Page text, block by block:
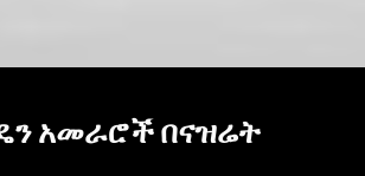
አመራሮች በናዝሬት